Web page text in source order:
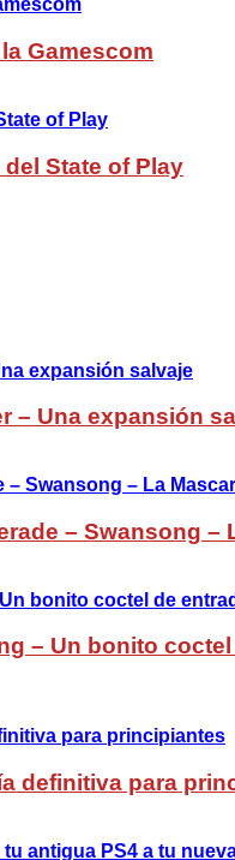
Gamescom
State of Play
– Una expansión
– Swansong –
– Un bonito
definitiva para